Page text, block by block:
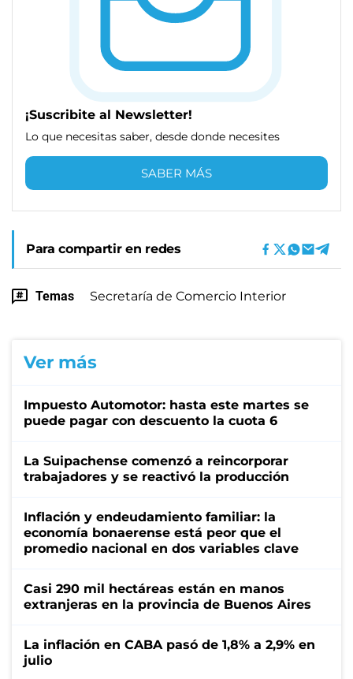
¡Suscribite al Newsletter!
Lo que necesitas saber, desde donde necesites
SABER MÁS
Para compartir en redes
Temas Secretaría de Comercio Interior
Ver más
Impuesto Automotor: hasta este martes se
puede pagar con descuento la cuota 6
La Suipachense comenzó a reincorporar
trabajadores y se reactivó la producción
Inflación y endeudamiento familiar: la
economía bonaerense está peor que el
promedio nacional en dos variables clave
Casi 290 mil hectáreas están en manos
extranjeras en la provincia de Buenos Aires
La inflación en CABA pasó de 1,8% a 2,9% en
julio